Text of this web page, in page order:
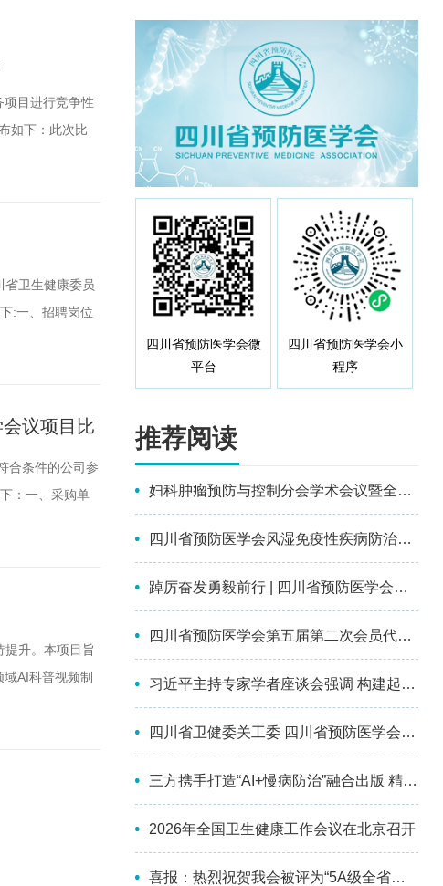
四川省预防医学会微
平台
四川省预防医学会小
程序
推荐阅读
妇科肿瘤预防与控制分会学术会议暨全国第十四届妇科恶性肿瘤化学治疗及多学科综合治疗进展大会成功召开
四川省预防医学会风湿免疫性疾病防治分会第一届委员会选举成立会议暨2026年学术交流会在南充顺利召开
踔厉奋发勇毅前行 | 四川省预防医学会第五次会员代表大会暨第五届理事会换届选举会议成功召开
四川省预防医学会第五届第二次会员代表大会暨第三次理事会议成功召开
习近平主持专家学者座谈会强调 构建起强大的公共卫生体系 为维护人民健康提供有力保障
四川省卫健委关工委 四川省预防医学会为彭州市儿童青少年心理健康关爱中心授牌并参加座谈
三方携手打造“AI+慢病防治”融合出版 精品丛书，助力基层防治能力提升 ——《人工智能+慢性病基层综合防治系列丛书》项目正式启动
2026年全国卫生健康工作会议在北京召开
喜报：热烈祝贺我会被评为“5A级全省性社会组织”！
目进行竞争性
如下：此次比
医学会监事
省卫生健康委员
:一、招聘岗位
协助学会内部
议项目比
合条件的公司参
：一、采购单
丰富的国际，
升。本项目旨
AI科普视频制
材料：1.企业